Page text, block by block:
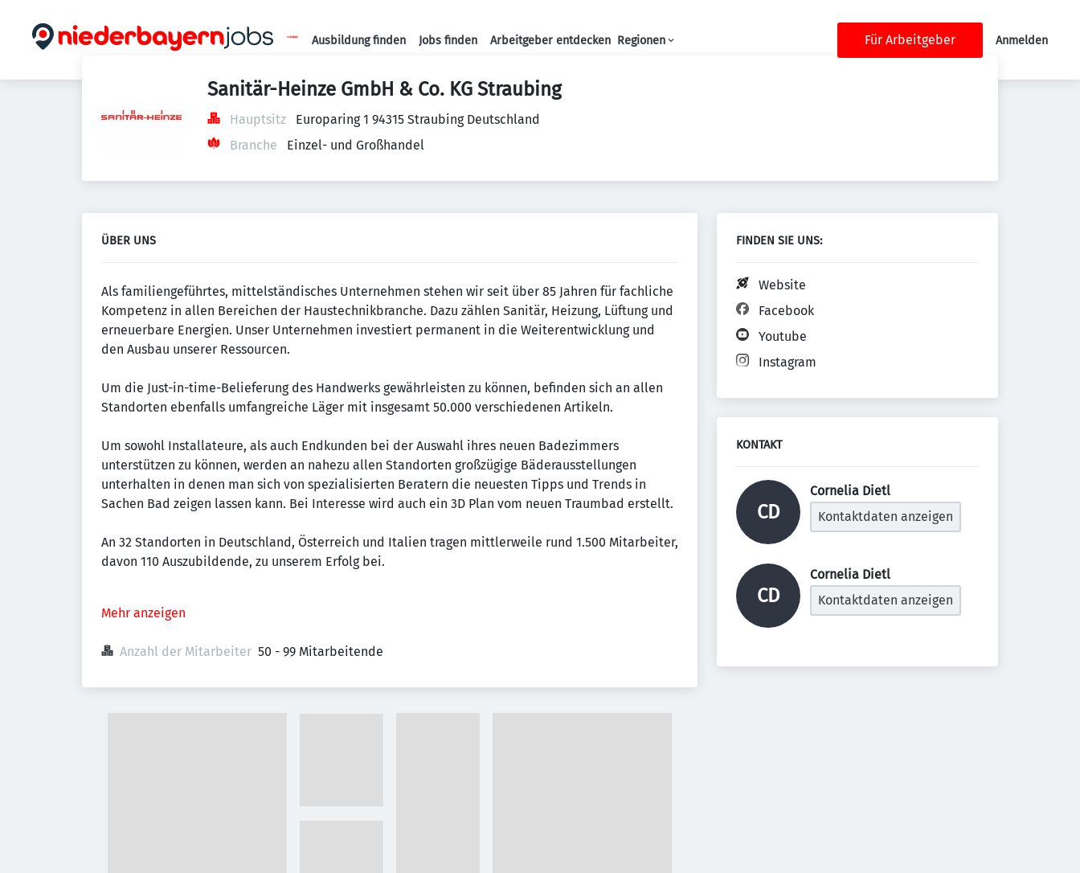
Haupt-Navigation
Ausbildung finden Jobs finden Arbeitgeber entdecken Regionen Für Arbeitgeber Anmelden
Sanitär-Heinze GmbH & Co. KG Straubing
Hauptsitz
Europaring 1 94315 Straubing Deutschland
Branche
Einzel- und Großhandel
ÜBER UNS
Als familiengeführtes, mittelständisches Unternehmen stehen wir seit über 85 Jahren für fachliche
Kompetenz in allen Bereichen der Haustechnikbranche. Dazu zählen Sanitär, Heizung, Lüftung und
erneuerbare Energien. Unser Unternehmen investiert permanent in die Weiterentwicklung und
den Ausbau unserer Ressourcen.
Um die Just-in-time-Belieferung des Handwerks gewährleisten zu können, befinden sich an allen
Standorten ebenfalls umfangreiche Läger mit insgesamt 50.000 verschiedenen Artikeln.
Um sowohl Installateure, als auch Endkunden bei der Auswahl ihres neuen Badezimmers
unterstützen zu können, werden an nahezu allen Standorten großzügige Bäderausstellungen
unterhalten in denen man sich von spezialisierten Beratern die neuesten Tipps und Trends in
Sachen Bad zeigen lassen kann. Bei Interesse wird auch ein 3D Plan vom neuen Traumbad erstellt.
An 32 Standorten in Deutschland, Österreich und Italien tragen mittlerweile rund 1.500 Mitarbeiter,
davon 110 Auszubildende, zu unserem Erfolg bei.
Mehr anzeigen
Anzahl der Mitarbeiter 50 - 99 Mitarbeitende
FINDEN SIE UNS:
Website
Facebook
Youtube
Instagram
KONTAKT
CD
Cornelia Dietl
Kontaktdaten anzeigen
CD
Cornelia Dietl
Kontaktdaten anzeigen